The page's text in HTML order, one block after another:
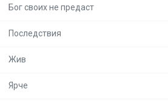
Бог своих не предаст
Последствия
Жив
Ярче